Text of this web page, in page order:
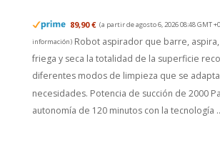
89,90 € (a partir de agosto 6, 2026 08:48 GMT
información) Robot aspirador que barre,
friega y seca la totalidad de la superficie
diferentes modos de limpieza que se
necesidades. Potencia de succión de 2000
autonomía de 120 minutos con la tecnología